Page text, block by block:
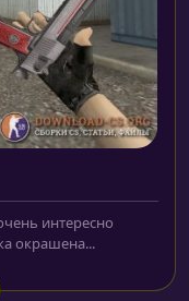
интересно
окрашена...